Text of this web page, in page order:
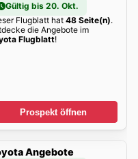
Gültig bis 20. Okt.
Flugblatt hat48 Seite(n).
die Angebote im
Flugblatt!
Prospekt öffnen
Angebote